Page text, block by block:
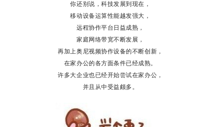
你还别说，科技发展到现在，
移动设备运算性能越发强大，
远程协作平台日益成熟，
家庭网络带宽不断发展，
再加上奥尼视频协作设备的不断创新，
在家办公的各方面条件已经成熟。
许多大企业也已经开始尝试在家办公，
并且从中受益颇多。